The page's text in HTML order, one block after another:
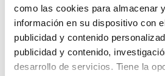
como las cookies para almacenar
información en su dispositivo con
publicidad y contenido
publicidad y contenido,
desarrollo de servicios. Tiene la
Lo sentimos, no
te hemos traido